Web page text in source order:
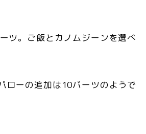
ツ。ご飯とカノムジーンを選べ
ローの追加は10バーツのようで